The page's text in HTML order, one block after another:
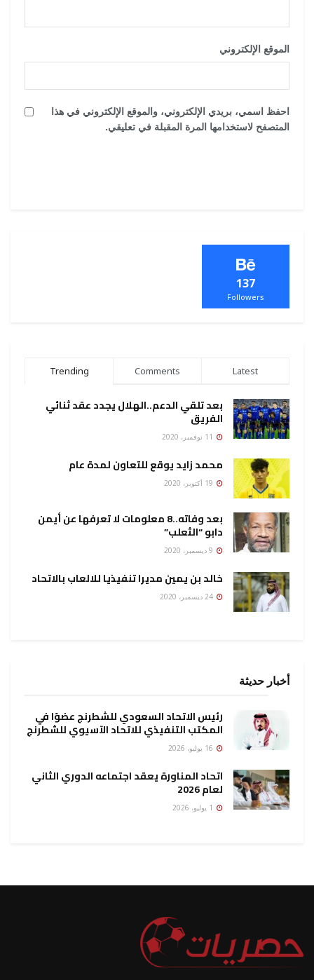
الموقع الإلكتروني
احفظ اسمي، بريدي الإلكتروني، والموقع الإلكتروني في هذا
المتصفح لاستخدامها المرة المقبلة في تعليقي.
137
Followers
Trending Comments Latest
بعد تلقي الدعم..الهلال يجدد عقد ثنائي
الفريق
محمد زايد يوقع للتعاون لمدة عام
بعد وفاته..8 معلومات لا تعرفها عن أيمن
دابو “الثعلب”
خالد بن يمين مديرا تنفيذيا للالعاب بالاتحاد
أخبار حديثة
رئيس الاتحاد السعودي للشطرنج عضوًا في
المكتب التنفيذي للاتحاد الآسيوي للشطرنج
اتحاد المناورة يعقد اجتماعه الدوري الثاني
لعام 2026